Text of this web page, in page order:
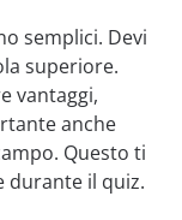
semplici. Devi
superiore.
vantaggi,
anche
Questo ti
durante il quiz.